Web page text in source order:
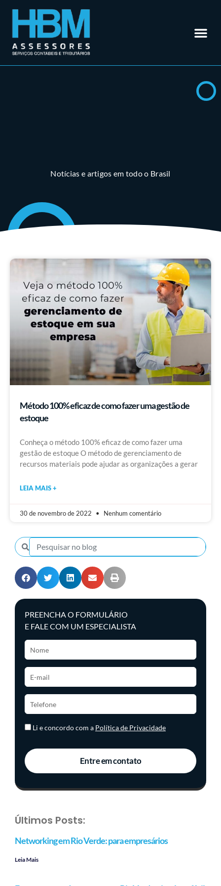
Notícias e artigos em todo o Brasil
Método 100% eficaz de como fazer uma gestão de
estoque
Conheça o método 100% eficaz de como fazer uma
gestão de estoque O método de gerenciamento de
recursos materiais pode ajudar as organizações a gerar
LEIA MAIS +
30 de novembro de 2022 Nenhum comentário
PREENCHA O FORMULÁRIO
E FALE COM UM ESPECIALISTA
Li e concordo com a Política de Privacidade
Entre em contato
Últimos Posts:
Networking em Rio Verde: para empresários
Leia Mais